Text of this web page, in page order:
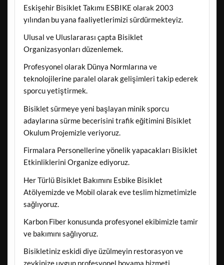
Eskişehir Bisiklet Takımı ESBIKE olarak 2003
yılından bu yana faaliyetlerimizi sürdürmekteyiz.
Ulusal ve Uluslararası çapta Bisiklet
Organizasyonları düzenlemek.
Profesyonel olarak Dünya Normlarına ve
teknolojilerine paralel olarak gelişimleri takip ederek
sporcu yetiştirmek.
Bisiklet sürmeye yeni başlayan minik sporcu
adaylarına sürme becerisini trafik eğitimini Bisiklet
Okulum Projemizle veriyoruz.
Firmalara Personellerine yönelik yapacakları Bisiklet
Etkinliklerini Organize ediyoruz.
Her Türlü Bisiklet Bakımını Esbike Bisiklet
Atölyemizde ve Mobil olarak eve teslim hizmetimizle
sağlıyoruz.
Karbon Fiber konusunda profesyonel ekibimizle tamir
ve bakımını sağlıyoruz.
Bisikletiniz eskidi diye üzülmeyin restorasyon ve
zevkinize uygun profesyonel boyama hizmeti